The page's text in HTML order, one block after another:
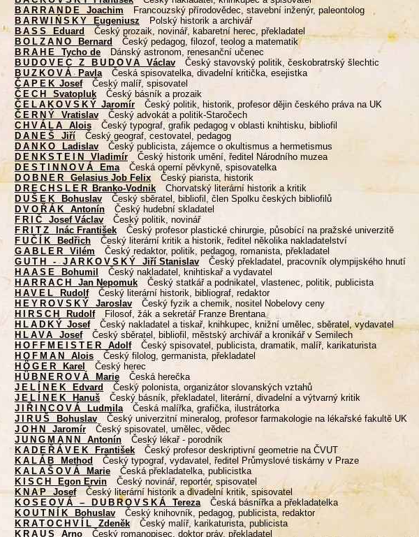
BARRANDE Joachim
Francouzský přírodovědec, stavební inženýr, paleontolog
BARWIŃSKY
Eugeniusz
Polský historik a archivář
BASS
Eduard
Český prozaik, novinář, kabaretní herec, překladatel
BOLZANO
Bernard
Český pedagog, filozof, teolog a matematik
BRAHE Tycho de
Dánský astronom, renesanční učenec
BUDOVEC Z BUDOVA Václav
Český stavovský politik, českobratrský šlechtic
BUZKOVÁ Pavla
Česká spisovatelka, divadelní kritička, esejistka
ČAPEK Josef
Český malíř, spisovatel
ČECH Svatopluk
Český básník a prozaik
ČELAKOVSKÝ Jaromír
Český politik, historik, profesor dějin českého práva na UK
ČERNÝ Vratislav
Český advokát a politik-Staročech
CHVÁLA Alois
Český typograf, grafik pedagog v oblasti knihtisku, bibliofil
DANEŠ Jiří
Český geograf, cestovatel, pedagog
DANKO
Ladislav
Český publicista, zájemce o okultismus a hermetismus
DENKSTEIN Vladimír
Český historik umění, ředitel Národního muzea
DESTINNOVÁ
Ema
Česká operní pěvkyně, spisovatelka
DOBNER Gelasius Job Felix
Český piarista, historik
DRECHSLER Branko-Vodnik
Chorvatský literární historik a kritik
DUŠEK
Bohuslav
Český sběratel, bibliofil, člen Spolku českých bibliofilů
DVOŘÁK Antonín
Český hudební skladatel
FRIČ Josef Václav
Český politik, novinář
FRITZ
Inác František
Český profesor plastické chirurgie, působící na pražské univerzitě
FUČÍK
Bedřich
Český literární kritik a historik, ředitel několika nakladatelství
GABLER Vilém
Český redaktor, politik, pedagog, romanista, překladatel
GUTH - JARKOVSKÝ Jiří Stanislav
Český překladatel, pracovník olympijského hnutí
HAASE
Bohumil
Český nakladatel, knihtiskař a vydavatel
HARRACH Jan Nepomuk
Český statkář a podnikatel, vlastenec, politik, publicista
HAVEL
Rudolf
Český literární historik, bibliograf, redaktor
HEYROVSKÝ Jaroslav
Český fyzik a chemik, nositel Nobelovy ceny
HIRSCH
Rudolf
Filosof, žák a sekretář Franze Brentana
HLADKÝ Josef
Český nakladatel a tiskař, knihkupec, knižní umělec, sběratel, vydavatel
HLAVA Josef
Český sběratel, bibliofil, městský archivář a kronikář v Semilech
HOFFMEISTER Adolf
Český spisovatel, publicista, dramatik, malíř, karikaturista
HOFMAN Alois
Český filolog, germanista, překladatel
HÖGER
Karel
Český herec
HÜBNEROVÁ
Marie
Česká herečka
JELÍNEK
Edvard
Český polonista, organizátor slovanských vztahů
JELÍNEK
Hanuš
Český básník, překladatel, literární, divadelní a výtvarný kritik
JIŘINCOVÁ
Ludmila
Česká malířka, grafička, ilustrátorka
JIRUŠ
Bohuslav
Český univerzitní mineralog, profesor farmakologie na lékařské fakultě UK
JOHN Jaromír
Český spisovatel, umělec, vědec
JUNGMANN Antonín
Český lékař - porodník
KADEŘÁVEK
František
Český profesor deskriptivní geometrie na ČVUT
KALÁB
Method
Český typograf, vydavatel, ředitel Průmyslové tiskárny v Praze
KALAŠOVÁ
Marie
Česká překladatelka, publicistka
KISCH
Egon Ervin
Český novinář, reportér, spisovatel
KNAPJosef
Český literární historik a divadelní kritik, spisovatel
KOSEOVÁ – DUBROVSKÁ Tereza
Česká básnířka a překladatelka
KOUTNÍK
Bohuslav
Český knihovník, pedagog, publicista, redaktor
KRATOCHVÍL Zdeněk
Český malíř, karikaturista, publicista
KRAUS Arno
Český romanopisec, doktor práv, překladatel